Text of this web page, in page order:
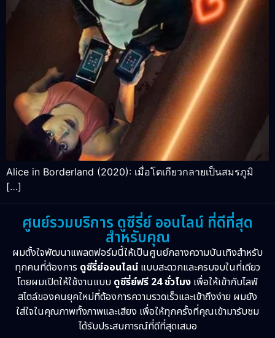
Alice in Borderland (2020): เมื่อโตเกียวกลายเป็นสมรภูมิ
[…]
ศูนย์รวมบริการ ดูซีรี่ย์ ออนไลน์ ที่ดีที่สุด
สำหรับคุณ
ผมตั้งใจพัฒนาแพลตฟอร์มนี้ให้เป็นศูนย์กลางความบันเทิงสำหรับ
ทุกคนที่ต้องการ ดูซีรี่ย์ออนไลน์ แบบสะดวกและครบจบในที่เดียว
โดยผมเปิดให้ใช้งานแบบ ดูซีรี่ย์ฟรี 24 ชั่วโมง เพื่อให้เข้ากับไลฟ์
สไตล์ของคนยุคใหม่ที่ต้องการความรวดเร็วและเข้าถึงง่าย ผมยัง
ใส่ใจในคุณภาพทั้งภาพและเสียง เพื่อให้ทุกครั้งที่คุณเข้ามารับชม
ได้รับประสบการณ์ที่ดีที่สุดเสมอ